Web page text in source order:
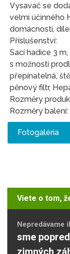
Vysavač se
velmi účinného
domácností,
Příslušenství:
Sací hadice 3
s možností
přepínatelná,
pěnový filtr,
Rozměry
Rozměry
Fotogaléria
Viete o tom,
Nepredávame
sme
zimných